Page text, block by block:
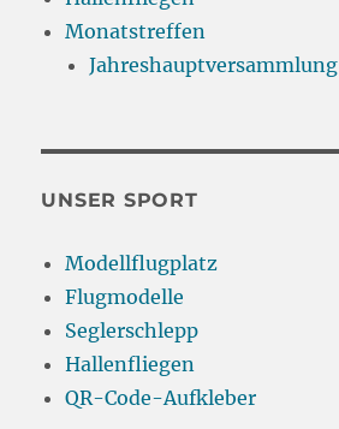
Monatstreffen
Jahreshauptversammlung
UNSER SPORT
Modellflugplatz
Flugmodelle
Seglerschlepp
Hallenfliegen
QR-Code-Aufkleber